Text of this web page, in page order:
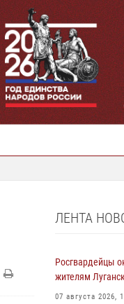
ЛЕНТА
Росгвардейцы
жителям
07 августа 2026,